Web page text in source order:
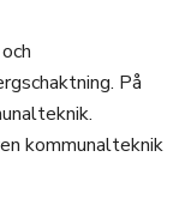
På
kommunalteknik